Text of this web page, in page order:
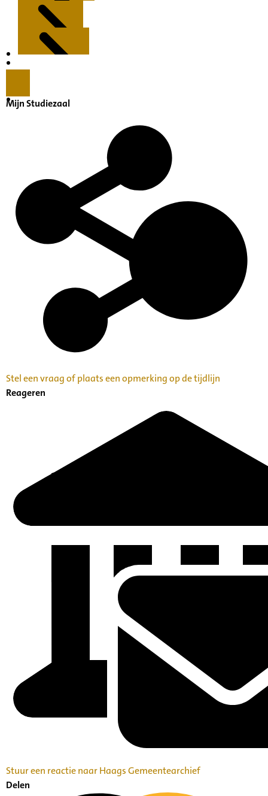
Inventaris
Mijn Studiezaal
Stel een vraag of plaats een opmerking op de tijdlijn
Reageren
Stuur een reactie naar Haags Gemeentearchief
Delen